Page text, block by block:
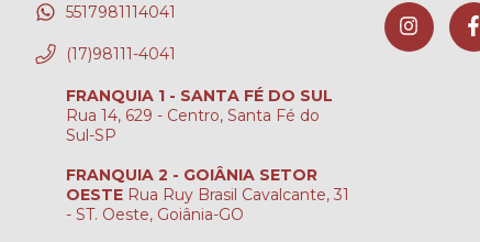
5517981114041
(17)98111-4041
FRANQUIA 1 - SANTA FÉ DO SUL
Rua 14, 629 - Centro, Santa Fé do
Sul-SP
FRANQUIA 2 - GOIÂNIA SETOR
OESTE Rua Ruy Brasil Cavalcante, 31
- ST. Oeste, Goiânia-GO